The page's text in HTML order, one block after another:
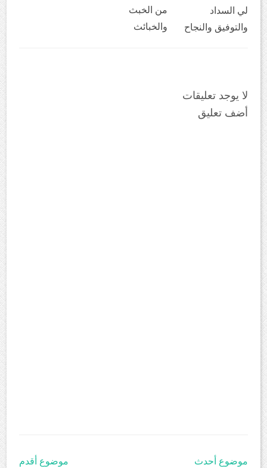
لي السداد
والتوفيق والنجاح
من الخبث
والخبائث
لا يوجد تعليقات
أضف تعليق
موضوع أحدث موضوع أقدم